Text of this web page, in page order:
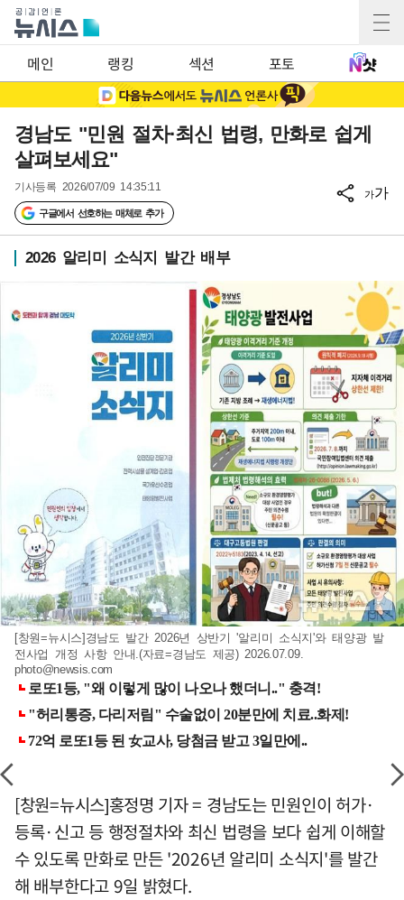
메인 랭킹 섹션 포토
경남도 "민원 절차·최신 법령, 만화로 쉽게
살펴보세요"
기사등록 2026/07/09 14:35:11
구글에서 선호하는 매체로 추가
가가
2026 알리미 소식지 발간 배부
[창원=뉴시스]경남도 발간 2026년 상반기 '알리미 소식지'와 태양광 발
전사업 개정 사항 안내.(자료=경남도 제공) 2026.07.09.
photo@newsis.com
[창원=뉴시스]홍정명 기자 = 경남도는 민원인이 허가·
등록·신고 등 행정절차와 최신 법령을 보다 쉽게 이해할
수 있도록 만화로 만든 '2026년 알리미 소식지'를 발간
해 배부한다고 9일 밝혔다.